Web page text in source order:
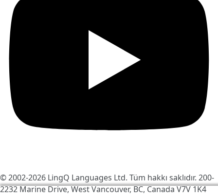
© 2002-2026 LingQ Languages Ltd. Tüm hakkı saklıdır. 200-
2232 Marine Drive, West Vancouver, BC, CanadaV7V 1K4